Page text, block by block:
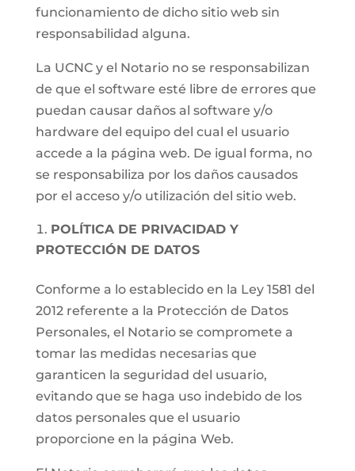
funcionamiento de dicho sitio web sin
responsabilidad alguna.
La UCNC y el Notario no se responsabilizan
de que el software esté libre de errores que
puedan causar daños al software y/o
hardware del equipo del cual el usuario
accede a la página web. De igual forma, no
se responsabiliza por los daños causados
por el acceso y/o utilización del sitio web.
POLÍTICA DE PRIVACIDAD Y
PROTECCIÓN DE DATOS
Conforme a lo establecido en la Ley 1581 del
2012 referente a la Protección de Datos
Personales, el Notario se compromete a
tomar las medidas necesarias que
garanticen la seguridad del usuario,
evitando que se haga uso indebido de los
datos personales que el usuario
proporcione en la página Web.